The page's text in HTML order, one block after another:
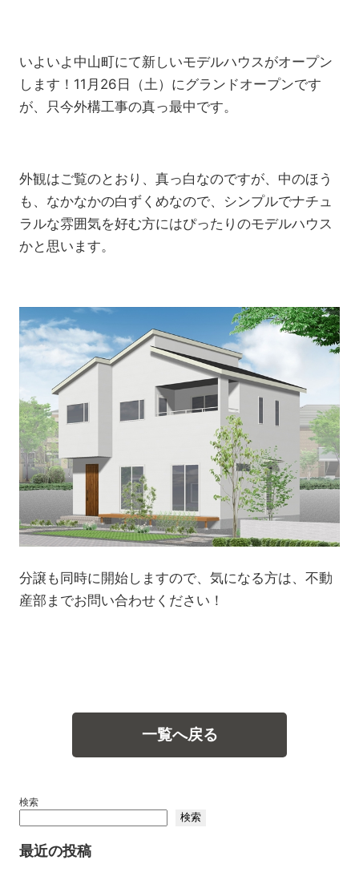
いよいよ中山町にて新しいモデルハウスがオープン
します！11月26日（土）にグランドオープンです
が、只今外構工事の真っ最中です。
外観はご覧のとおり、真っ白なのですが、中のほう
も、なかなかの白ずくめなので、シンプルでナチュ
ラルな雰囲気を好む方にはぴったりのモデルハウス
かと思います。
分譲も同時に開始しますので、気になる方は、不動
産部までお問い合わせください！
一覧へ戻る
検索
検索
最近の投稿